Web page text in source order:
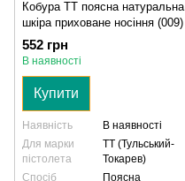
Кобура ТТ поясна натуральна
шкіра приховане носіння (009)
552 грн
В наявності
Купити
Наявність
В наявності
Для марки
пістолета
ТТ (Тульський-
Токарев)
Спосіб
Поясна